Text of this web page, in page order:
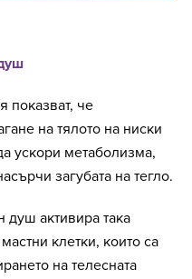
показват, че
на тялото на ниски
ускори метаболизма,
загубата на тегло.
душ активира така
клетки, които са
на телесната